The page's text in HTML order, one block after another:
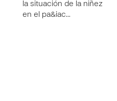
la situación de la niñez
en el pa&iac…